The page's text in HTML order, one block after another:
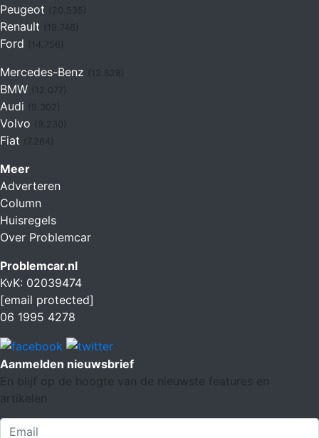
Peugeot
Renault (19.746)
Ford (14.756)
Mercedes-Benz
BMW
Audi
Volvo
Fiat (7.264)
Meer
Adverteren
Column
Huisregels
Over Problemcar
Problemcar.nl
KvK: 02039474
[email protected]
06 1995 4278
Aanmelden nieuwsbrief
En blijf op de hoogte van de nieuwste features en
artikelen